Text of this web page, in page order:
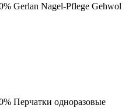
Gerlan Nagel-Pflege Gehwol
Перчатки одноразовые